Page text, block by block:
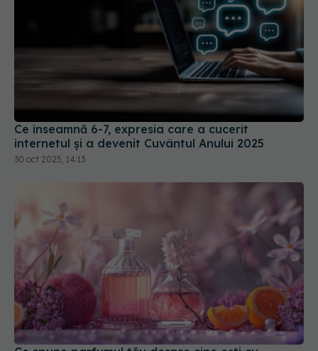
Ce înseamnă 6-7, expresia care a cucerit
internetul și a devenit Cuvântul Anului 2025
30 oct 2025, 14:13